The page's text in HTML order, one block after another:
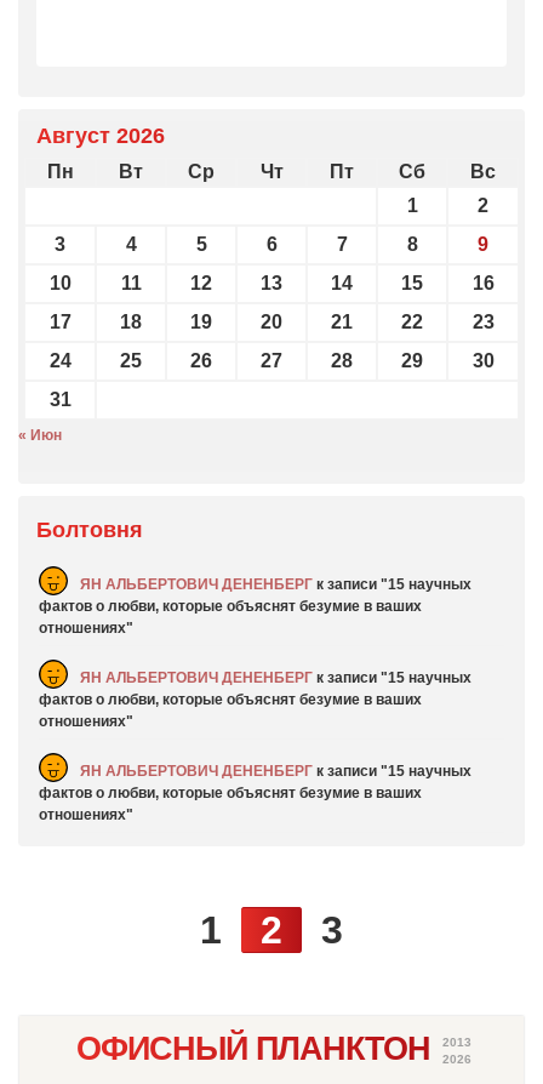
Август 2026
Пн Вт Ср Чт Пт Сб
Вс
1
2
3
4 5 6 7 8
9
10
11 12 13 14 15
16
17
18 19 20 21 22
23
24
25 26 27 28 29
30
31
« Июн
Болтовня
ЯН АЛЬБЕРТОВИЧ ДЕНЕНБЕРГ к записи
15 научных
фактов о любви, которые объяснят безумие в ваших
отношениях
ЯН АЛЬБЕРТОВИЧ ДЕНЕНБЕРГ к записи
15 научных
фактов о любви, которые объяснят безумие в ваших
отношениях
ЯН АЛЬБЕРТОВИЧ ДЕНЕНБЕРГ к записи
15 научных
фактов о любви, которые объяснят безумие в ваших
отношениях
1 2 3
ОФИСНЫЙ ПЛАНКТОН
2013
2026